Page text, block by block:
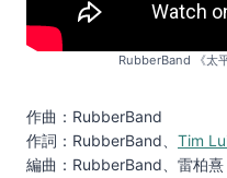
RubberBand 《太
作曲：RubberBand
作詞：RubberBand、 Tim
編曲：RubberBand、雷柏熹